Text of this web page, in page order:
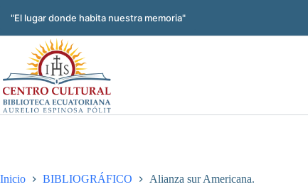
"El lugar donde habita nuestra memoria"
Inicio BIBLIOGRÁFICO Alianza sur Americana.